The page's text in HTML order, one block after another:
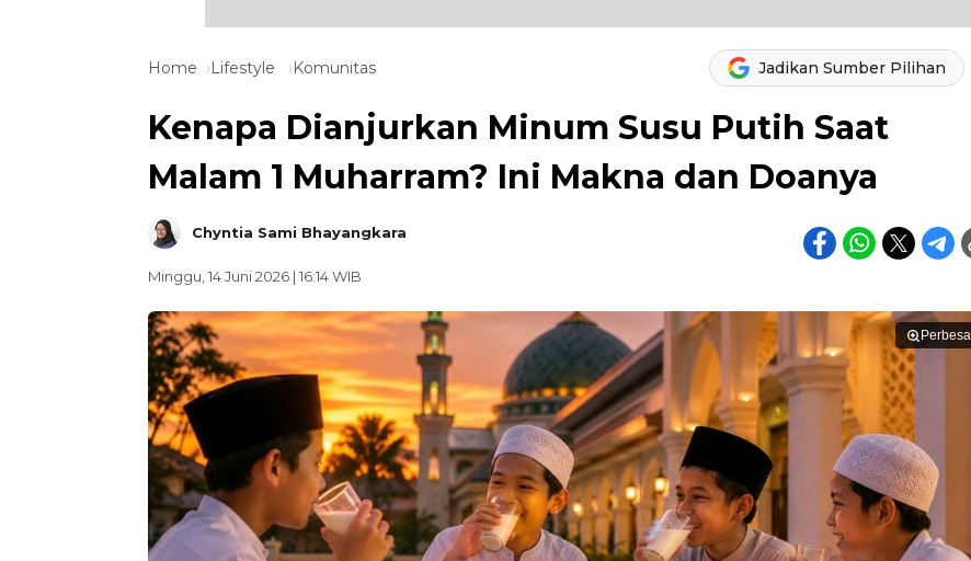
Home Lifestyle Komunitas Jadikan Sumber Pilihan
Kenapa Dianjurkan Minum Susu Putih Saat
Malam 1 Muharram? Ini Makna dan Doanya
Chyntia Sami Bhayangkara
Minggu, 14 Juni 2026 | 16:14 WIB